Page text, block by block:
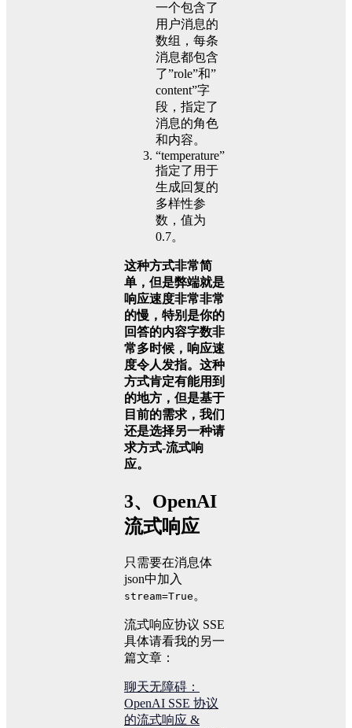
一个包含了
用户消息的
数组，每条
消息都包含
了”role”和”
content”字
段，指定了
消息的角色
和内容。
“temperature”
指定了用于
生成回复的
多样性参
数，值为
0.7。
这种方式非常简
单，但是弊端就是
响应速度非常非常
的慢，特别是你的
回答的内容字数非
常多时候，响应速
度令人发指。这种
方式肯定有能用到
的地方，但是基于
目前的需求，我们
还是选择另一种请
求方式-流式响
应。
3、OpenAI
流式响应
只需要在消息体
json中加入
stream=True 。
流式响应协议 SSE
具体请看我的另一
篇文章：
聊天无障碍：
OpenAI SSE 协议
的流式响应 &